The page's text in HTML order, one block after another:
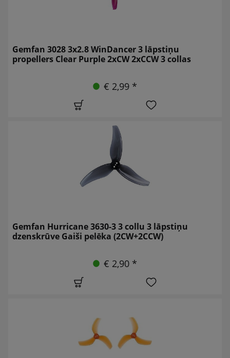
Gemfan 3028 3x2.8 WinDancer 3 lāpstiņu
propellers Clear Purple 2xCW 2xCCW 3 collas
€ 2,99 *
Gemfan Hurricane 3630-3 3 collu 3 lāpstiņu
dzenskrūve Gaiši pelēka (2CW+2CCW)
€ 2,90 *